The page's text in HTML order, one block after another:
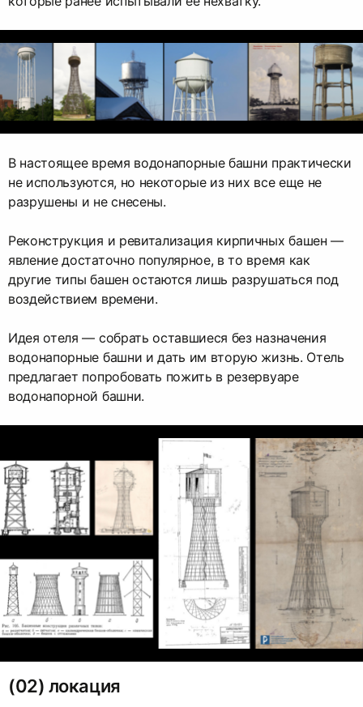
В настоящее время водонапорные башни практически
не используются, но некоторые из них все еще не
разрушены и не снесены.
Реконструкция и ревитализация кирпичных башен —
явление достаточно популярное, в то время как
другие типы башен остаются лишь разрушаться под
воздействием времени.
Идея отеля — собрать оставшиеся без назначения
водонапорные башни и дать им вторую жизнь. Отель
предлагает попробовать пожить в резервуаре
водонапорной башни.
(02) локация